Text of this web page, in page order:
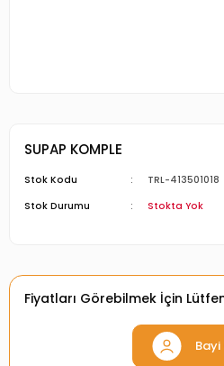
SUPAP KOMPLE
Stok Kodu
TRL-413501018
Stok Durumu
Stokta Yok
Fiyatları Görebilmek İçin Lütfen
Bayi